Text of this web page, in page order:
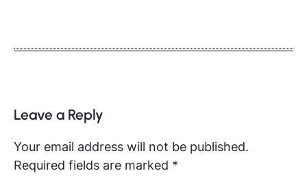
Leave a Reply
Your email address will not be published.
Required fields are marked *